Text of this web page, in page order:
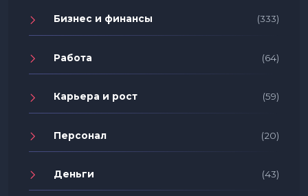
Бизнес и финансы (333)
Работа (64)
Карьера и рост (59)
Персонал (20)
Деньги (43)